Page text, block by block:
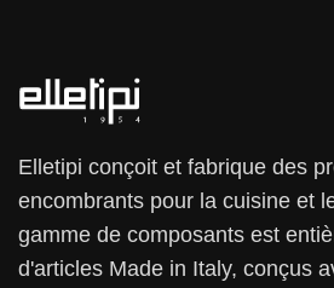
Elletipi conçoit et fabrique des
encombrants pour la cuisine et
gamme de composants est
d'articles Made in Italy, conçus